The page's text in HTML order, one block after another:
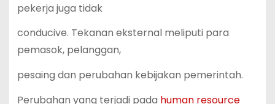
pekerja juga tidak
conducive. Tekanan eksternal meliputi para
pemasok, pelanggan,
pesaing dan perubahan kebijakan pemerintah.
Perubahan yang terjadi pada human resource